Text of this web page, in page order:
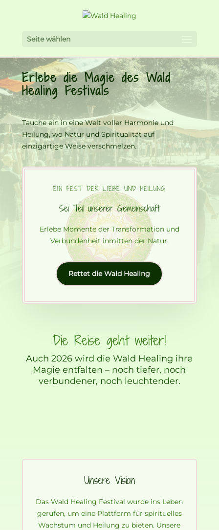
Seite wählen
Erlebe die Magie des Wald
Healing Festivals
Tauche ein in eine Welt voller Harmonie und
Heilung, wo Natur und Spiritualität auf
einzigartige Weise verschmelzen.
EIN FEST DER LIEBE UND HEILUNG
Sei Teil unserer Gemeinschaft
Erlebe Momente der Transformation und
Verbundenheit inmitten der Natur.
Rettet die Wald Healing
Die Reise geht weiter!
Auch 2026 wird die Wald Healing ihre
Magie entfalten – noch tiefer, noch
verbundener, noch leuchtender.
Unsere Vision
Das Wald Healing Festival wurde ins Leben
gerufen, um eine Plattform für spirituelles
Wachstum und Heilung zu bieten. Unsere